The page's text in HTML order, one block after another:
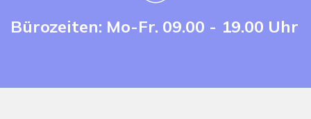
Bürozeiten: Mo-Fr. 09.00 - 19.00 Uhr